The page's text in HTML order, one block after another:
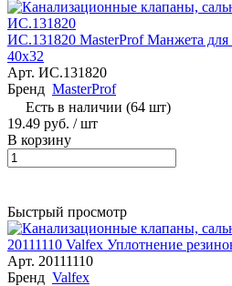
ИС.131820 MasterProf Манжета
40х32
Арт. ИС.131820
Бренд MasterProf
Есть в наличии (64 шт)
19.49 руб. / шт
В корзину
Быстрый просмотр
20111110 Valfex Уплотнение
Арт. 20111110
Бренд Valfex